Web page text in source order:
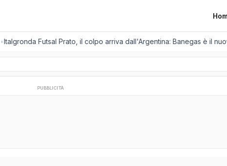
Italgronda Futsal Prato, il colpo arriva dall'Argentina: Banegas è il
PUBBLICITÀ